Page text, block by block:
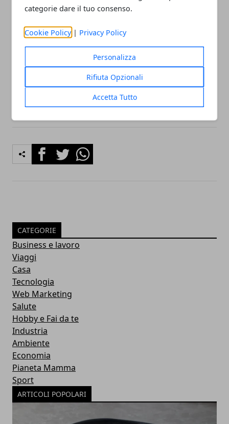
categorie dare il tuo consenso.
Cookie Policy | Privacy Policy
Personalizza
Rifiuta Opzionali
Accetta Tutto
community nelle nostre iniziative.
Vuoi contattare la redazione?
redazione@citta365.it
Indica nell'oggetto:Nome Città - Richiesta
(esempio: Milano - Segnalazione Evento)
FacebookTwitterWhatsapp
CATEGORIE
Business e lavoro
Viaggi
Casa
Tecnologia
Web Marketing
Salute
Hobby e Fai da te
Industria
Ambiente
Economia
Pianeta Mamma
Sport
ARTICOLI POPOLARI